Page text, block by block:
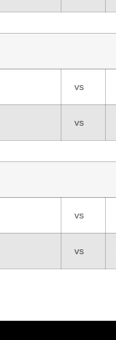
vs
vs
vs
vs